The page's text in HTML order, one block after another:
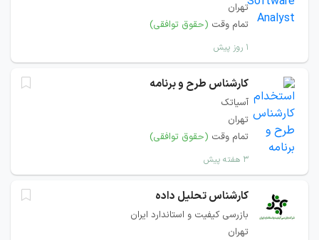
تهران
تمام وقت (حقوق توافقی)
۱ روز پیش
کارشناس طرح و برنامه
آسیاتک
تهران
تمام وقت (حقوق توافقی)
۳ هفته پیش
کارشناس تحلیل داده
بازرسی کیفیت و استاندارد ایران
تهران